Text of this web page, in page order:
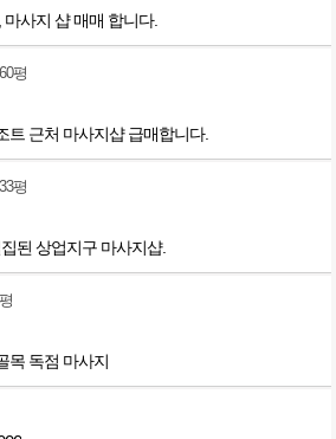
사지 샵 매매 합니다.
60평
트 근처 마사지샵 급매합니다.
33평
된 상업지구 마사지샵.
목 독점 마사지